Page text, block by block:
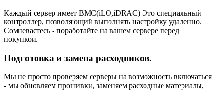
Каждый сервер имеет BMC(iLO,iDRAC) Это специальный
контроллер, позволяющий выполнять настройку удаленно.
Сомневаетесь - поработайте на вашем сервере перед
покупкой.
Подготовка и замена расходников.
Мы не просто проверяем серверы на возможность включаться
- мы обновляем прошивки, заменяем расходные материалы,